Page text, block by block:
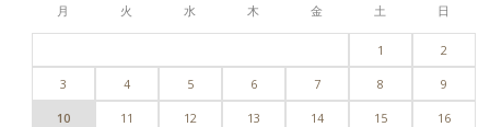
月 火 水 木 金 土 日
1 2
3 4 5 6 7 8 9
10 11 12 13 14 15 16